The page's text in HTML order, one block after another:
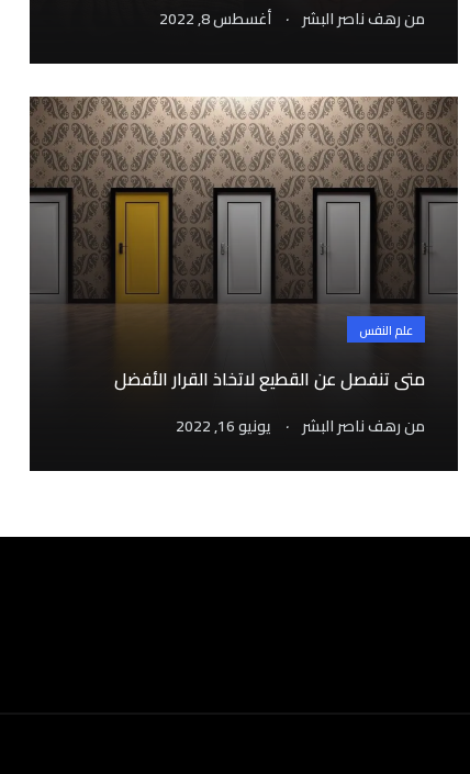
منرهف ناصر البشر . أغسطس 8, 2022
علم النفس
متى تنفصل عن القطيع لاتخاذ القرار الأفضل
منرهف ناصر البشر . يونيو 16, 2022